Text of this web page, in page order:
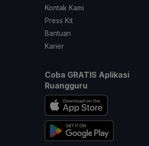
Kontak Kami
Press Kit
Bantuan
Karier
Coba GRATIS Aplikasi
Ruangguru